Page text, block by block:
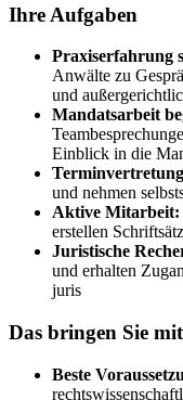
Ihre Aufgaben
Praxiserfahrung
Anwälte zu
und
Mandatsarbeit
Einblick in die
und nehmen
Aktive Mitarbeit:
erstellen
Juristische
und erhalten
juris
Das bringen Sie mit
Beste